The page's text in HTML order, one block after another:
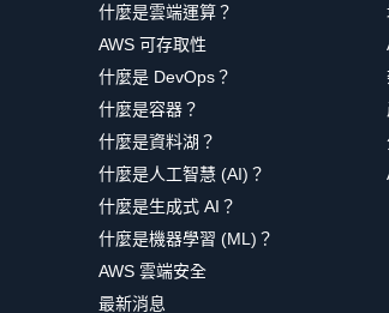
什麼是雲端運算？
AWS 可存取性
什麼是 DevOps？
什麼是容器？
什麼是資料湖？
什麼是人工智慧 (AI)？
什麼是生成式 AI？
什麼是機器學習 (ML)？
AWS 雲端安全
最新消息